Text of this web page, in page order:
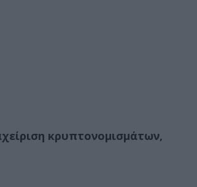
κρυπτονομισμάτων,